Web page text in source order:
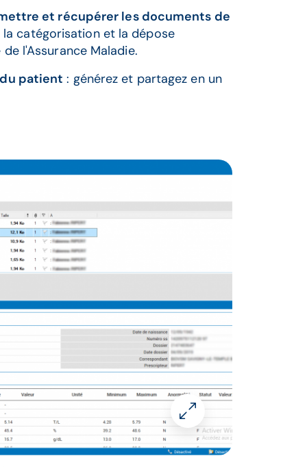
et récupérer les documents de
catégorisation et la dépose
l'Assurance Maladie.
patient : générez et partagez en un